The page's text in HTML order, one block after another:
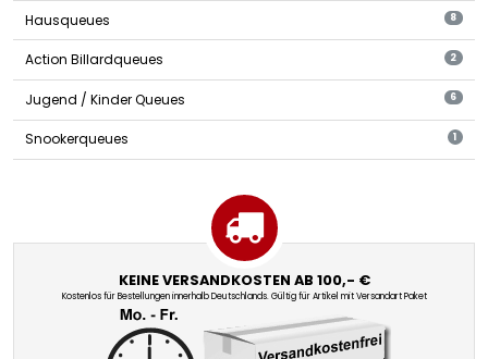
Hausqueues 8
Action Billardqueues 2
Jugend / Kinder Queues 6
Snookerqueues 1
KEINE VERSANDKOSTEN AB 100,- €
Kostenlos für Bestellungen innerhalb Deutschlands. Gültig für Artikel mit Versandart Paket